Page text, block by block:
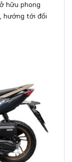
hữu phong
hướng tới đối